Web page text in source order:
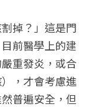
掉？」這是門
前醫學上的建
重發炎，或合
，才會考慮進
普遍安全，但